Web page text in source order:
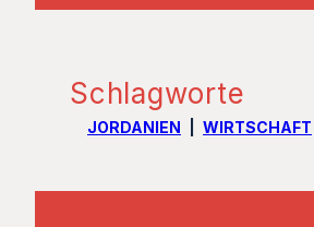
Schlagworte
JORDANIEN WIRTSCHAFT